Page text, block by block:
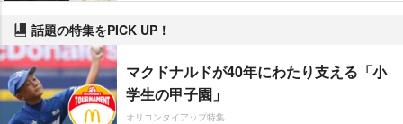
話題の特集をPICK UP！
マクドナルドが40年にわたり支える「小
学生の甲子園」
オリコンタイアップ特集